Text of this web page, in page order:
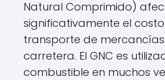
Natural Comprimido)
significativamente el
transporte de
carretera. El GNC es
combustible en muchos